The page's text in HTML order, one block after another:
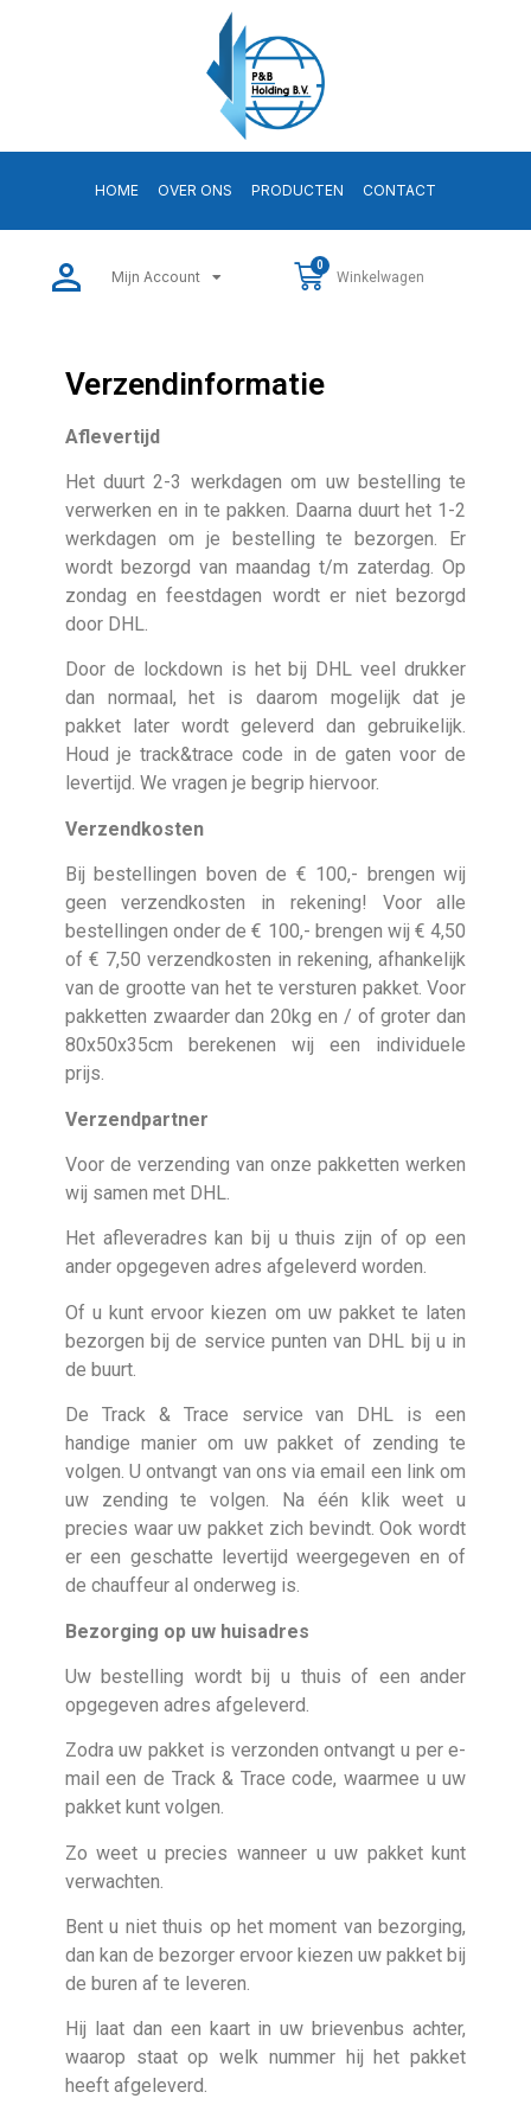
HOME OVER ONS PRODUCTEN CONTACT
Mijn Account
0
Winkelwagen
Verzendinformatie
Aflevertijd
Het duurt 2-3 werkdagen om uw bestelling te
verwerken en in te pakken. Daarna duurt het 1-2
werkdagen om je bestelling te bezorgen. Er
wordt bezorgd van maandag t/m zaterdag. Op
zondag en feestdagen wordt er niet bezorgd
door DHL.
Door de lockdown is het bij DHL veel drukker
dan normaal, het is daarom mogelijk dat je
pakket later wordt geleverd dan gebruikelijk.
Houd je track&trace code in de gaten voor de
levertijd. We vragen je begrip hiervoor.
Verzendkosten
Bij bestellingen boven de € 100,- brengen wij
geen verzendkosten in rekening! Voor alle
bestellingen onder de € 100,- brengen wij € 4,50
of € 7,50 verzendkosten in rekening, afhankelijk
van de grootte van het te versturen pakket. Voor
pakketten zwaarder dan 20kg en / of groter dan
80x50x35cm berekenen wij een individuele
prijs.
Verzendpartner
Voor de verzending van onze pakketten werken
wij samen met DHL.
Het afleveradres kan bij u thuis zijn of op een
ander opgegeven adres afgeleverd worden.
Of u kunt ervoor kiezen om uw pakket te laten
bezorgen bij de service punten van DHL bij u in
de buurt.
De Track & Trace service van DHL is een
handige manier om uw pakket of zending te
volgen. U ontvangt van ons via email een link om
uw zending te volgen. Na één klik weet u
precies waar uw pakket zich bevindt. Ook wordt
er een geschatte levertijd weergegeven en of
de chauffeur al onderweg is.
Bezorging op uw huisadres
Uw bestelling wordt bij u thuis of een ander
opgegeven adres afgeleverd.
Zodra uw pakket is verzonden ontvangt u per e-
mail een de Track & Trace code, waarmee u uw
pakket kunt volgen.
Zo weet u precies wanneer u uw pakket kunt
verwachten.
Bent u niet thuis op het moment van bezorging,
dan kan de bezorger ervoor kiezen uw pakket bij
de buren af te leveren.
Hij laat dan een kaart in uw brievenbus achter,
waarop staat op welk nummer hij het pakket
heeft afgeleverd.